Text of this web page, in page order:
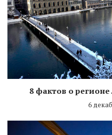
8 фактов о
6